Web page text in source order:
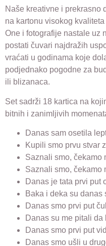
Naše kreativne i prekrasno
na kartonu visokog
One i fotografije nastale uz
postati čuvari najdražih
vraćati u godinama koje
podjednako pogodne za
ili blizanaca.
Set sadrži 18 kartica na
bitnih i zanimljivih
Danas sam osetila
Kupili smo prvu stvar
Saznali smo, čekamo
Saznali smo, čekamo
Danas je tata prvi put
Baka i deka su danas
Danas smo prvi put
Danas su me pitali
Danas smo prvi put
Danas smo ušli u